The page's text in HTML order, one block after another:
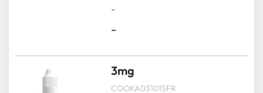
-
-
3mg
COOKA031015FR